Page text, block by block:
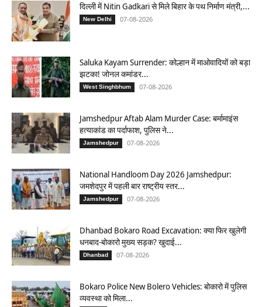
दिल्ली में Nitin Gadkari से मिले बिहार के पथ निर्माण मंत्री,...
New Delhi 07-08-2026
Saluka Kayam Surrender: कोल्हान में माओवादियों को बड़ा
झटका! जोनल कमांडर...
West Singhbhum 07-08-2026
Jamshedpur Aftab Alam Murder Case: बर्मामाइंस
हत्याकांड का पर्दाफाश, पुलिस ने...
Jamshedpur 07-08-2026
National Handloom Day 2026 Jamshedpur:
जमशेदपुर में पहली बार राष्ट्रीय स्तर...
Jamshedpur 07-08-2026
Dhanbad Bokaro Road Excavation: क्या फिर खुलेगी
धनबाद-बोकारो मुख्य सड़क? खुदाई...
Dhanbad 07-08-2026
Bokaro Police New Bolero Vehicles: बोकारो में पुलिस
व्यवस्था को मिला...